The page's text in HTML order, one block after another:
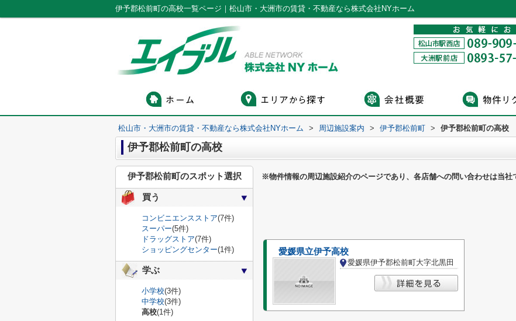
伊予郡松前町の高校一覧ページ｜松山市・大洲市の賃貸・不動産なら株式会社NYホーム
松山市・大洲市の賃貸・不動産なら株式会社NYホーム > 周辺施設案内 > 伊予郡松前町 > 伊予郡松前町の高校
伊予郡松前町の高校
※物件情報の周辺施設紹介のページであり、各店舗への問い合わせは当社
愛媛県立伊予高校
愛媛県伊予郡松前町大字北黒田
伊予郡松前町のスポット選択
買う
コンビニエンスストア(7件)
スーパー(5件)
ドラッグストア(7件)
ショッピングセンター(1件)
学ぶ
小学校(3件)
中学校(3件)
高校(1件)